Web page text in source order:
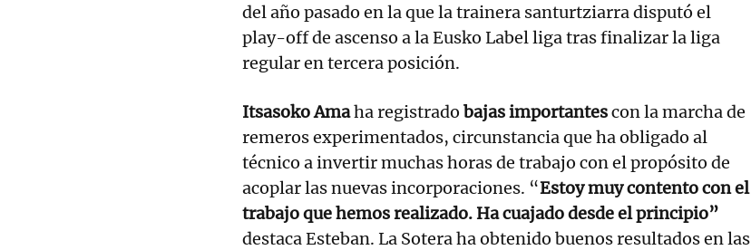
del año pasado en la que la trainera santurtziarra disputó el
play-off de ascenso a la Eusko Label liga tras finalizar la liga
regular en tercera posición.
Itsasoko Amaha registrado bajas importantescon la marcha de
remeros experimentados, circunstancia que ha obligado al
técnico a invertir muchas horas de trabajo con el propósito de
acoplar las nuevas incorporaciones. “Estoy muy contento con el
trabajo que hemos realizado. Ha cuajado desde el principio”
destaca Esteban. La Sotera ha obtenido buenos resultados en las